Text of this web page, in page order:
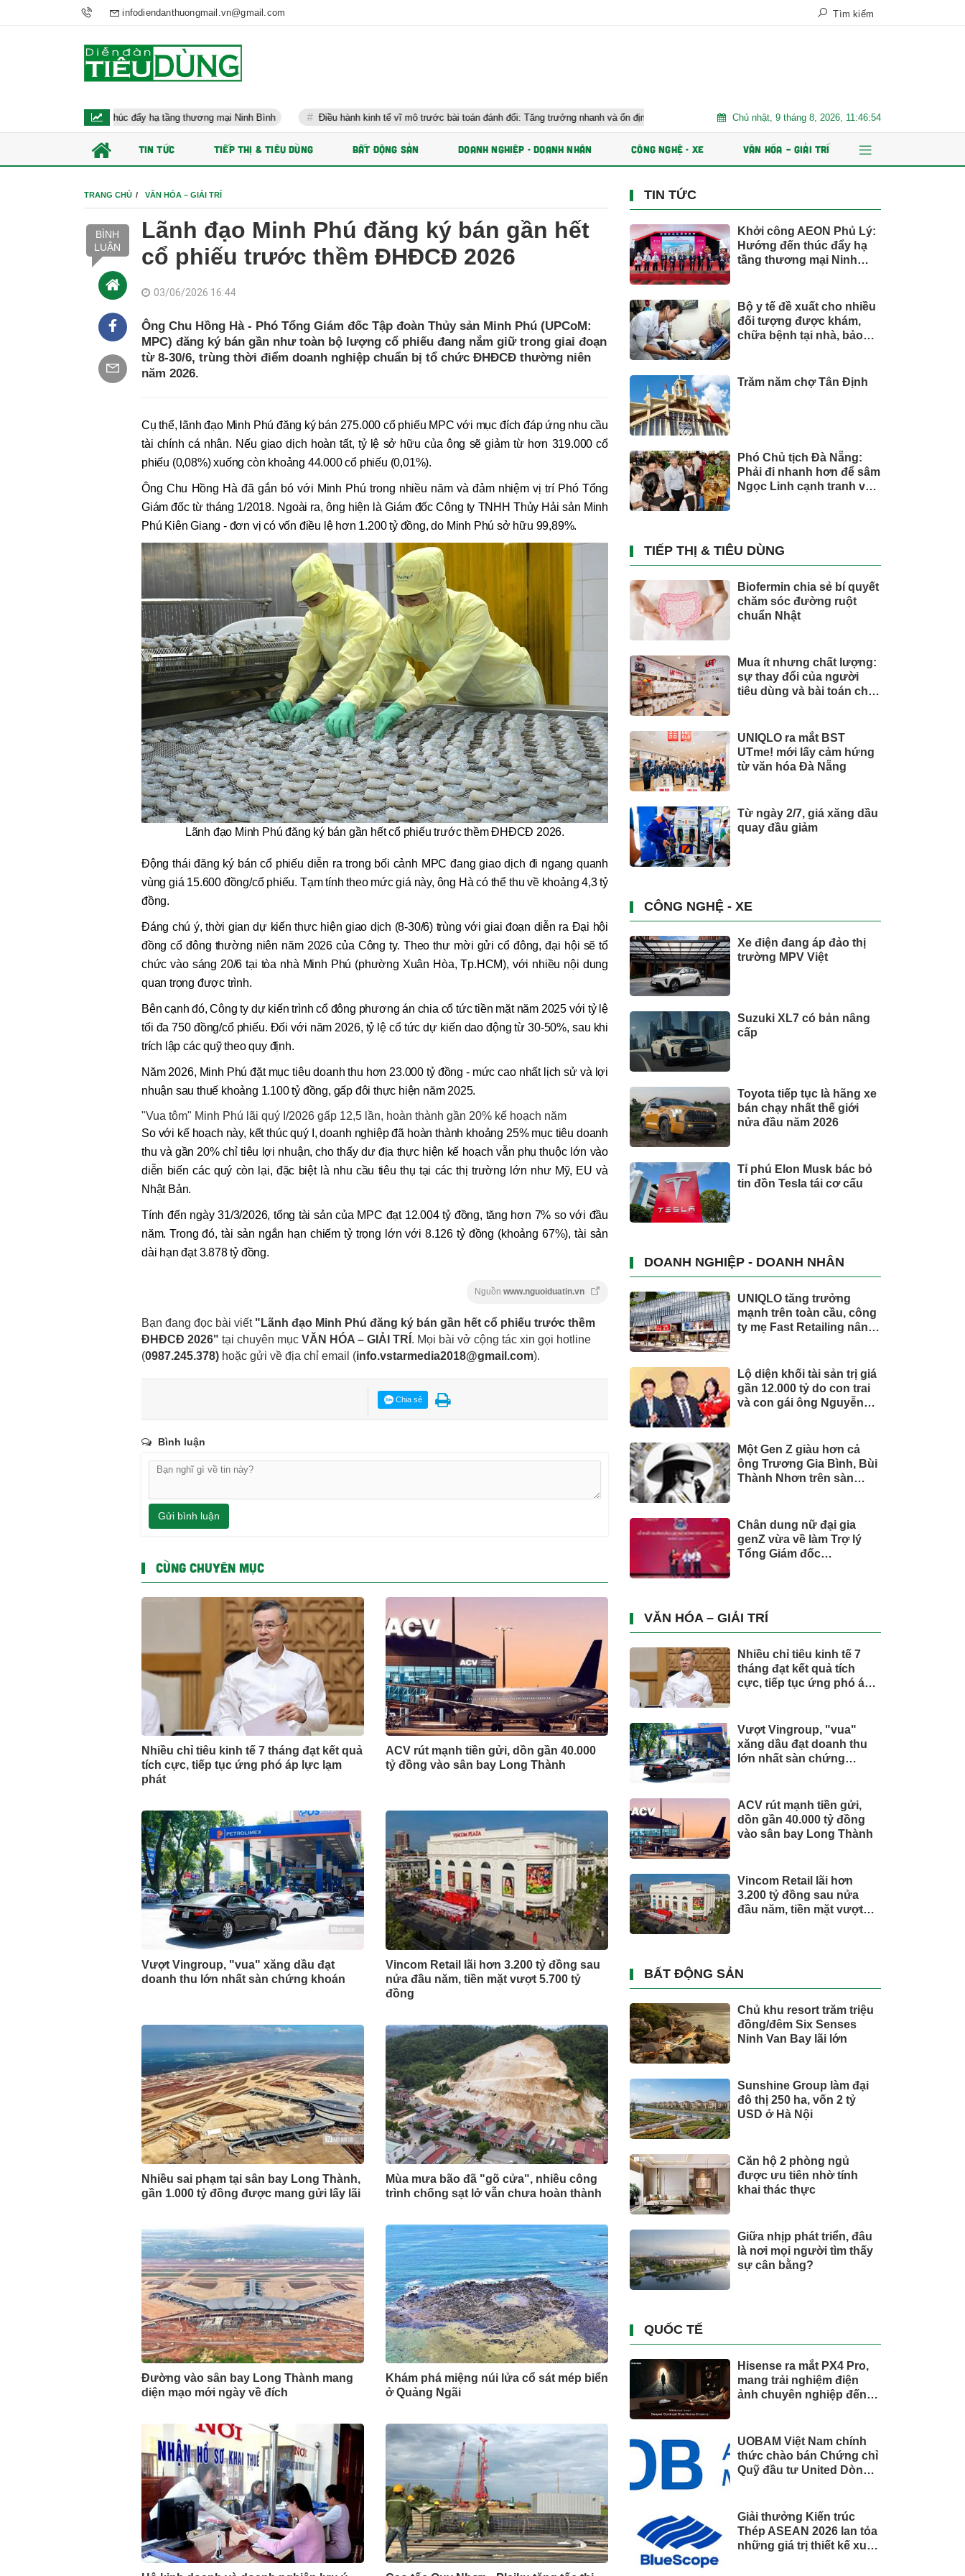
infodiendanthuongmail.vn@gmail.com Tìm kiếm
đến thúc đẩy hạ tầng thương mại Ninh Bình Điều hành kinh tế vĩ mô trước bài toán đánh đổi: Tăng trưởng nhanh và ổn định bền vững Chứng khoán Kafi chuẩn bị IPO 125 triệu cổ phiếu và phát hành ESOP
Chủ nhật, 9 tháng 8, 2026, 11:46:56
TIN TỨC TIẾP THỊ & TIÊU DÙNG BẤT ĐỘNG SẢN DOANH NGHIỆP - DOANH NHÂN CÔNG NGHỆ - XE VĂN HÓA – GIẢI TRÍ
TRANG CHỦ VĂN HÓA – GIẢI TRÍ
BÌNH
LUẬN
Lãnh đạo Minh Phú đăng ký bán gần hết
cổ phiếu trước thềm ĐHĐCĐ 2026
03/06/2026 16:44
Ông Chu Hồng Hà - Phó Tổng Giám đốc Tập đoàn Thủy sản Minh Phú (UPCoM:
MPC) đăng ký bán gần như toàn bộ lượng cổ phiếu đang nắm giữ trong giai đoạn
từ 8-30/6, trùng thời điểm doanh nghiệp chuẩn bị tổ chức ĐHĐCĐ thường niên
năm 2026.
Cụ thể, lãnh đạo Minh Phú đăng ký bán 275.000 cổ phiếu MPC với mục đích đáp ứng nhu cầu
tài chính cá nhân. Nếu giao dịch hoàn tất, tỷ lệ sở hữu của ông sẽ giảm từ hơn 319.000 cổ
phiếu (0,08%) xuống còn khoảng 44.000 cổ phiếu (0,01%).
Ông Chu Hồng Hà đã gắn bó với Minh Phú trong nhiều năm và đảm nhiệm vị trí Phó Tổng
Giám đốc từ tháng 1/2018. Ngoài ra, ông hiện là Giám đốc Công ty TNHH Thủy Hải sản Minh
Phú Kiên Giang - đơn vị có vốn điều lệ hơn 1.200 tỷ đồng, do Minh Phú sở hữu 99,89%.
Lãnh đạo Minh Phú đăng ký bán gần hết cổ phiếu trước thềm ĐHĐCĐ 2026.
Động thái đăng ký bán cổ phiếu diễn ra trong bối cảnh MPC đang giao dịch đi ngang quanh
vùng giá 15.600 đồng/cổ phiếu. Tạm tính theo mức giá này, ông Hà có thể thu về khoảng 4,3 tỷ
đồng.
Đáng chú ý, thời gian dự kiến thực hiện giao dịch (8-30/6) trùng với giai đoạn diễn ra Đại hội
đồng cổ đông thường niên năm 2026 của Công ty. Theo thư mời gửi cổ đông, đại hội sẽ tổ
chức vào sáng 20/6 tại tòa nhà Minh Phú (phường Xuân Hòa, Tp.HCM), với nhiều nội dung
quan trọng được trình.
Bên cạnh đó, Công ty dự kiến trình cổ đông phương án chia cổ tức tiền mặt năm 2025 với tỷ lệ
tối đa 750 đồng/cổ phiếu. Đối với năm 2026, tỷ lệ cổ tức dự kiến dao động từ 30-50%, sau khi
trích lập các quỹ theo quy định.
Năm 2026, Minh Phú đặt mục tiêu doanh thu hơn 23.000 tỷ đồng - mức cao nhất lịch sử và lợi
nhuận sau thuế khoảng 1.100 tỷ đồng, gấp đôi thực hiện năm 2025.
"Vua tôm" Minh Phú lãi quý I/2026 gấp 12,5 lần, hoàn thành gần 20% kế hoạch năm
So với kế hoạch này, kết thúc quý I, doanh nghiệp đã hoàn thành khoảng 25% mục tiêu doanh
thu và gần 20% chỉ tiêu lợi nhuận, cho thấy dư địa thực hiện kế hoạch vẫn phụ thuộc lớn vào
diễn biến các quý còn lại, đặc biệt là nhu cầu tiêu thụ tại các thị trường lớn như Mỹ, EU và
Nhật Bản.
Tính đến ngày 31/3/2026, tổng tài sản của MPC đạt 12.004 tỷ đồng, tăng hơn 7% so với đầu
năm. Trong đó, tài sản ngắn hạn chiếm tỷ trọng lớn với 8.126 tỷ đồng (khoảng 67%), tài sản
dài hạn đạt 3.878 tỷ đồng.
Nguồn www.nguoiduatin.vn
Bạn đang đọc bài viết "Lãnh đạo Minh Phú đăng ký bán gần hết cổ phiếu trước thềm
ĐHĐCĐ 2026" tại chuyên mục VĂN HÓA – GIẢI TRÍ . Mọi bài vở cộng tác xin gọi hotline
(0987.245.378) hoặc gửi về địa chỉ email (info.vstarmedia2018@gmail.com).
Chia sẻ
Bình luận
Gửi bình luận
CÙNG CHUYÊN MỤC
Nhiều chỉ tiêu kinh tế 7 tháng đạt kết quả
tích cực, tiếp tục ứng phó áp lực lạm
phát
ACV rút mạnh tiền gửi, dồn gần 40.000
tỷ đồng vào sân bay Long Thành
Vượt Vingroup, "vua" xăng dầu đạt
doanh thu lớn nhất sàn chứng khoán
Vincom Retail lãi hơn 3.200 tỷ đồng sau
nửa đầu năm, tiền mặt vượt 5.700 tỷ
đồng
Nhiều sai phạm tại sân bay Long Thành,
gần 1.000 tỷ đồng được mang gửi lấy lãi
Mùa mưa bão đã "gõ cửa", nhiều công
trình chống sạt lở vẫn chưa hoàn thành
Đường vào sân bay Long Thành mang
diện mạo mới ngày về đích
Khám phá miệng núi lửa cổ sát mép biển
ở Quảng Ngãi
TIN TỨC
Khởi công AEON Phủ Lý:
Hướng đến thúc đẩy hạ
tầng thương mại Ninh
Bộ y tế đề xuất cho nhiều
đối tượng được khám,
chữa bệnh tại nhà, bảo
Trăm năm chợ Tân Định
Phó Chủ tịch Đà Nẵng:
Phải đi nhanh hơn để sâm
Ngọc Linh cạnh tranh với
TIẾP THỊ & TIÊU DÙNG
Biofermin chia sẻ bí quyết
chăm sóc đường ruột
chuẩn Nhật
Mua ít nhưng chất lượng:
sự thay đổi của người
tiêu dùng và bài toán cho
UNIQLO ra mắt BST
UTme! mới lấy cảm hứng
từ văn hóa Đà Nẵng
Từ ngày 2/7, giá xăng dầu
quay đầu giảm
CÔNG NGHỆ - XE
Xe điện đang áp đảo thị
trường MPV Việt
Suzuki XL7 có bản nâng
cấp
Toyota tiếp tục là hãng xe
bán chạy nhất thế giới
nửa đầu năm 2026
Tỉ phú Elon Musk bác bỏ
tin đồn Tesla tái cơ cấu
DOANH NGHIỆP - DOANH NHÂN
UNIQLO tăng trưởng
mạnh trên toàn cầu, công
ty mẹ Fast Retailing nâng
Lộ diện khối tài sản trị giá
gần 12.000 tỷ do con trai
và con gái ông Nguyễn
Một Gen Z giàu hơn cả
ông Trương Gia Bình, Bùi
Thành Nhơn trên sàn
Chân dung nữ đại gia
genZ vừa về làm Trợ lý
Tổng Giám đốc
trụ, nắm giữ khối tài sản
hàng nghìn tỷ
VĂN HÓA – GIẢI TRÍ
Nhiều chỉ tiêu kinh tế 7
tháng đạt kết quả tích
cực, tiếp tục ứng phó áp
Vượt Vingroup, "vua"
xăng dầu đạt doanh thu
lớn nhất sàn chứng
ACV rút mạnh tiền gửi,
dồn gần 40.000 tỷ đồng
vào sân bay Long Thành
Vincom Retail lãi hơn
3.200 tỷ đồng sau nửa
đầu năm, tiền mặt vượt
BẤT ĐỘNG SẢN
Chủ khu resort trăm triệu
đồng/đêm Six Senses
Ninh Van Bay lãi lớn
Sunshine Group làm đại
đô thị 250 ha, vốn 2 tỷ
USD ở Hà Nội
Căn hộ 2 phòng ngủ
được ưu tiên nhờ tính
khai thác thực
Giữa nhịp phát triển, đâu
là nơi mọi người tìm thấy
sự cân bằng?
QUỐC TẾ
Hisense ra mắt PX4 Pro,
mang trải nghiệm điện
ảnh chuyên nghiệp đến
UOBAM Việt Nam chính
thức chào bán Chứng chỉ
Quỹ đầu tư United Dòng
Giải thưởng Kiến trúc
Thép ASEAN 2026 lan tỏa
những giá trị thiết kế xuất